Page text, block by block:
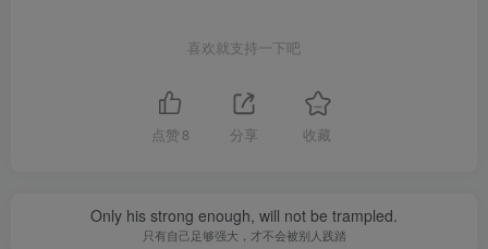
喜欢就支持一下吧
点赞 8 分享 收藏
Only his strong enough, will not be trampled.
只有自己足够强大，才不会被别人践踏